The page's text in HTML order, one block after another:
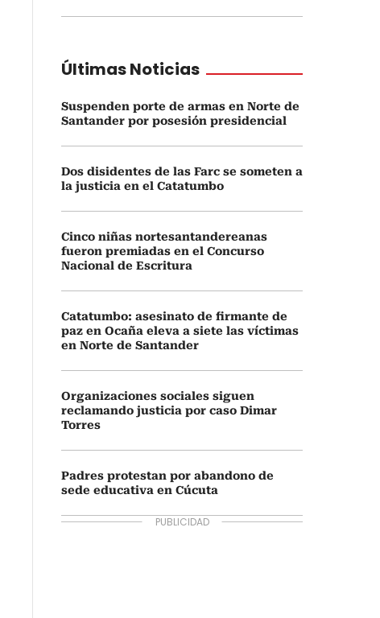
Últimas Noticias
Suspenden porte de armas en Norte de
Santander por posesión presidencial
Dos disidentes de las Farc se someten a
la justicia en el Catatumbo
Cinco niñas nortesantandereanas
fueron premiadas en el Concurso
Nacional de Escritura
Catatumbo: asesinato de firmante de
paz en Ocaña eleva a siete las víctimas
en Norte de Santander
Organizaciones sociales siguen
reclamando justicia por caso Dimar
Torres
Padres protestan por abandono de
sede educativa en Cúcuta